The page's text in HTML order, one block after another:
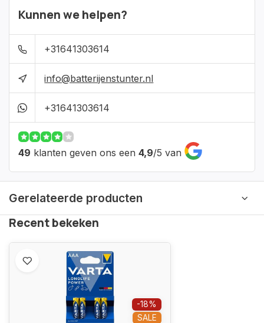
Kunnen we helpen?
+31641303614
info@batterijenstunter.nl
+31641303614
49 klanten geven ons een 4,9/5 van
Gerelateerde producten
Recent bekeken
-18%
SALE